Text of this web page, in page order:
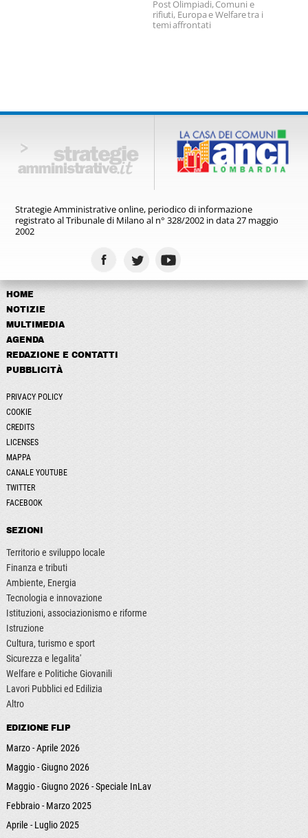
Post Olimpiadi, Comuni e
rifiuti, Europa e Welfare tra i
temi affrontati
Strategie Amministrative online, periodico di informazione
registratoal Tribunale di Milano al n° 328/2002 in data 27 maggio
2002
HOME
NOTIZIE
MULTIMEDIA
AGENDA
REDAZIONE E CONTATTI
PUBBLICITÀ
PRIVACY POLICY
COOKIE
CREDITS
LICENSES
MAPPA
CANALE YOUTUBE
TWITTER
FACEBOOK
SEZIONI
Territorio e sviluppo locale
Finanza e tributi
Ambiente, Energia
Tecnologia e innovazione
Istituzioni, associazionismo e riforme
Istruzione
Cultura, turismo e sport
Sicurezza e legalita'
Welfare e Politiche Giovanili
Lavori Pubblici ed Edilizia
Altro
EDIZIONE FLIP
Marzo - Aprile 2026
Maggio - Giugno 2026
Maggio - Giugno 2026 - Speciale InLav
Febbraio - Marzo 2025
Aprile - Luglio 2025